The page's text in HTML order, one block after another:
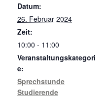
Datum:
26. Februar 2024
Zeit:
10:00 - 11:00
Veranstaltungskategori
e:
Sprechstunde
Studierende